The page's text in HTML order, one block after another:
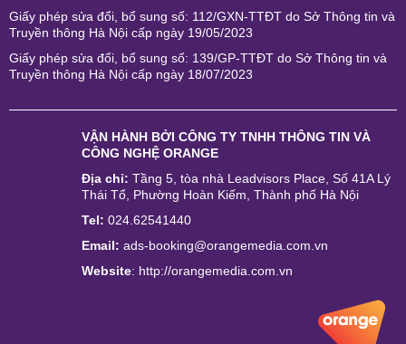
Giấy phép sửa đổi, bổ sung số: 112/GXN-TTĐT do Sở Thông tin và
Truyền thông Hà Nội cấp ngày 19/05/2023
Giấy phép sửa đổi, bổ sung số: 139/GP-TTĐT do Sở Thông tin và
Truyền thông Hà Nội cấp ngày 18/07/2023
VẬN HÀNH BỞI CÔNG TY TNHH THÔNG TIN VÀ
CÔNG NGHỆ ORANGE
Địa chỉ: Tầng 5, tòa nhà Leadvisors Place, Số 41A Lý
Thái Tổ, Phường Hoàn Kiếm, Thành phố Hà Nội
Tel: 024.62541440
Email: ads-booking@orangemedia.com.vn
Website: http://orangemedia.com.vn